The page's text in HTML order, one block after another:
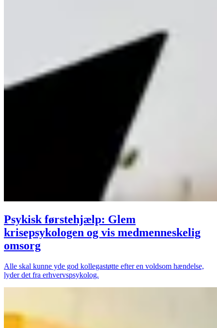
Psykisk førstehjælp: Glem
krisepsykologen og vis medmenneskelig
omsorg
Alle skal kunne yde god kollegastøtte efter en voldsom hændelse,
lyder det fra erhvervspsykolog.